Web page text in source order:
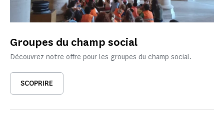
Groupes du champ social
Découvrez notre offre pour les groupes du champ social.
SCOPRIRE